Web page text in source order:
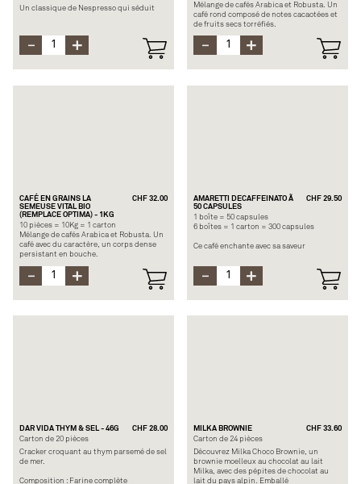
Un classique de Nespresso qui séduit
une subtile touche de noix, le tout porté
par une texture soyeuse.
Edition limitée
Mélange de cafés Arabica et Robusta. Un
café rond composé de notes cacaotées et
de fruits secs torréfiés.
CAFÉ EN GRAINS LA
SEMEUSE VITAL BIO
(REMPLACE OPTIMA) - 1KG
CHF 32.00
10 pièces = 10Kg = 1 carton
Mélange de cafés Arabica et Robusta. Un
café avec du caractère, un corps dense
persistant en bouche.
boisés.
AMARETTI DECAFFEINATO Ã
50 CAPSULES
CHF 29.50
1 boîte = 50 capsules
6 boîtes = 1 carton = 300 capsules
Ce café enchante avec sa saveur
assemblage aux notes de biscuit et de
vanille. Sans caféine. Il plaira à tous les
consommateurs de cafés qui cherchent à
DAR VIDA THYM & SEL - 46G
CHF 28.00
Carton de 20 pièces
Cracker croquant au thym parsemé de sel
de mer.
Composition : Farine complète
MILKA BROWNIE
CHF 33.60
Carton de 24 pièces
Découvrez Milka Choco Brownie, un
brownie moelleux au chocolat au lait
Milka, avec des pépites de chocolat au
lait du pays alpin. Emballé